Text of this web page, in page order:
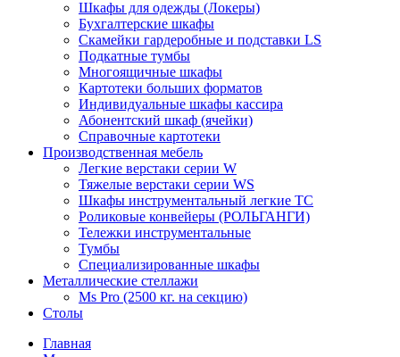
Шкафы для одежды (Локеры)
Бухгалтерские шкафы
Скамейки гардеробные и подставки LS
Подкатные тумбы
Многоящичные шкафы
Картотеки больших форматов
Индивидуальные шкафы кассира
Абонентский шкаф (ячейки)
Справочные картотеки
Производственная мебель
Легкие верстаки серии W
Тяжелые верстаки серии WS
Шкафы инструментальный легкие ТС
Роликовые конвейеры (РОЛЬГАНГИ)
Тележки инструментальные
Тумбы
Специализированные шкафы
Металлические стеллажи
Ms Pro (2500 кг. на секцию)
Столы
Главная